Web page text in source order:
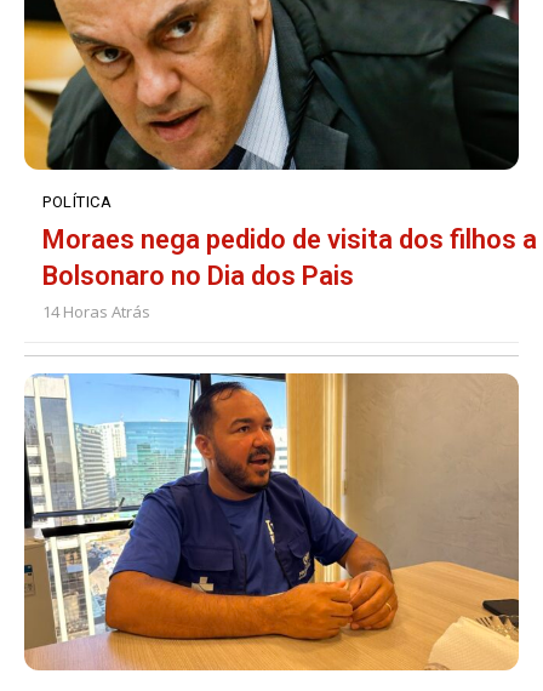
POLÍTICA
Moraes nega pedido de visita dos filhos a
Bolsonaro no Dia dos Pais
14 Horas Atrás